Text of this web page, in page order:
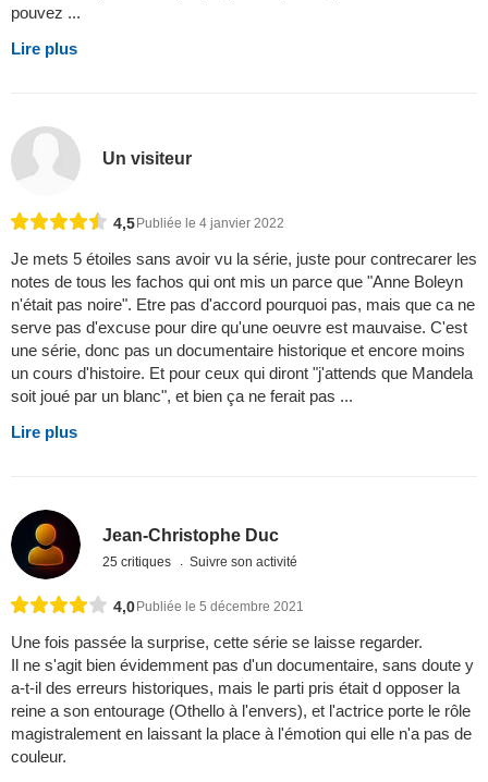
pouvez ...
Lire plus
Un visiteur
4,5 Publiée le 4 janvier 2022
Je mets 5 étoiles sans avoir vu la série, juste pour contrecarer les
notes de tous les fachos qui ont mis un parce que "Anne Boleyn
n'était pas noire". Etre pas d'accord pourquoi pas, mais que ca ne
serve pas d'excuse pour dire qu'une oeuvre est mauvaise. C'est
une série, donc pas un documentaire historique et encore moins
un cours d'histoire. Et pour ceux qui diront "j'attends que Mandela
soit joué par un blanc", et bien ça ne ferait pas ...
Lire plus
Jean-Christophe Duc
25 critiques Suivre son activité
4,0 Publiée le 5 décembre 2021
Une fois passée la surprise, cette série se laisse regarder.
Il ne s'agit bien évidemment pas d'un documentaire, sans doute y
a-t-il des erreurs historiques, mais le parti pris était d opposer la
reine a son entourage (Othello à l'envers), et l'actrice porte le rôle
magistralement en laissant la place à l'émotion qui elle n'a pas de
couleur.